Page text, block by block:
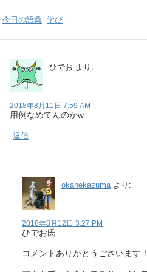
-今日の語彙, 学び
ひでお より:
2018年8月11日 7:59 AM
用例なめてんのかw
返信
okanekazuma より:
2018年8月12日 3:27 PM
ひでお氏
コメントありがとうございます